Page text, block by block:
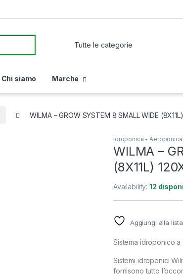
Chi siamo Marche
WILMA – GROW SYSTEM 8 SMALL WIDE
Idroponica - Aeroponica
WILMA –
(8X11L)
Availability:12
Aggiungi alla
Sistema idroponico a
Sistemi idroponici
fornisono tutto